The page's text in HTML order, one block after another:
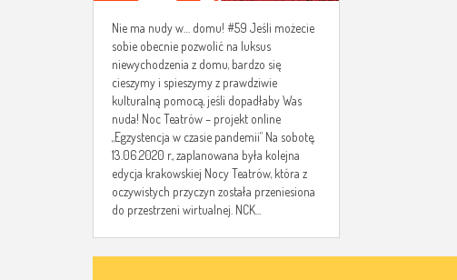
Nie ma nudy w… domu! #59 Jeśli możecie
sobie obecnie pozwolić na luksus
niewychodzenia z domu, bardzo się
cieszymy i spieszymy z prawdziwie
kulturalną pomocą, jeśli dopadłaby Was
nuda! Noc Teatrów – projekt online
„Egzystencja w czasie pandemii” Na sobotę,
13.06.2020 r., zaplanowana była kolejna
edycja krakowskiej Nocy Teatrów, która z
oczywistych przyczyn została przeniesiona
do przestrzeni wirtualnej. NCK...